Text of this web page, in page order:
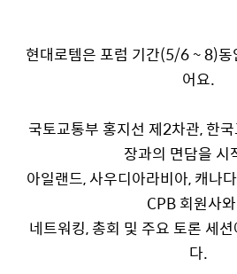
현대로템은 포럼 기간(5/6 ~ 8)동
어요.
국토교통부 홍지선 제2차관,한
장과의 면담을 시
아일랜드,사우디아라비아,캐나
CPB회원사
네트워킹,총회 및 주요 토론 세
다.